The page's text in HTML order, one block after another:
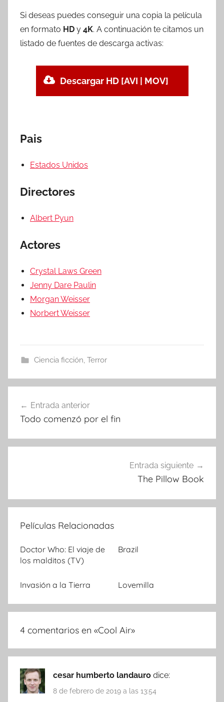
Si deseas puedes conseguir una copia la película
en formato HD y 4K. A continuación te citamos un
listado de fuentes de descarga activas:
Descargar HD [AVI | MOV]
Pais
Estados Unidos
Directores
Albert Pyun
Actores
Crystal Laws Green
Jenny Dare Paulin
Morgan Weisser
Norbert Weisser
Ciencia ficción, Terror
Navegación
de
entradas
Entrada anterior
Todo comenzó por el fin
Entrada siguiente
The Pillow Book
Películas Relacionadas
Doctor Who: El viaje de
los malditos (TV)
Brazil
Invasión a la Tierra Lovemilla
4 comentarios en «Cool Air»
cesar humberto landauro dice:
8 de febrero de 2019 a las 13:54